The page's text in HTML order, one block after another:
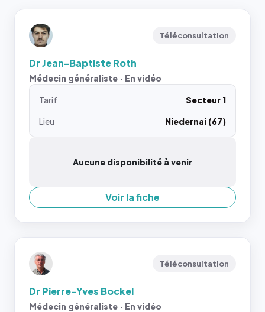
Téléconsultation
Dr Jean-Baptiste Roth
Médecin généraliste · En vidéo
Tarif
Secteur 1
Lieu
Niedernai (67)
Aucune disponibilité à venir
Voir la fiche
Téléconsultation
Dr Pierre-Yves Bockel
Médecin généraliste · En vidéo